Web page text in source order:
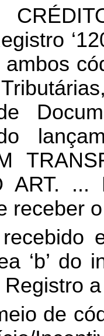
ambos
ART. ...
receber
‘b’ do
de